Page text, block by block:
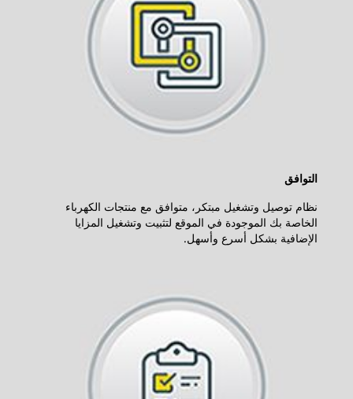
التوافق
نظام توصيل وتشغيل مبتكر، متوافق مع منتجات الكهرباء
الخاصة بك الموجودة في الموقع لتثبيت وتشغيل المزايا
الإضافية بشكل أسرع وأسهل.